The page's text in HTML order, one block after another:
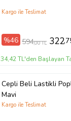
Kargo ile Teslimat
%46 594,00 TL 322
34,42 TL'den Başlayan
Cepli Beli Lastikli
Mavi
Kargo ile Teslimat